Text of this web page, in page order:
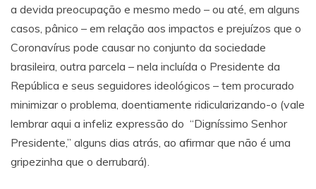
a devida preocupação e mesmo medo – ou até, em alguns
casos, pânico – em relação aos impactos e prejuízos que o
Coronavírus pode causar no conjunto da sociedade
brasileira, outra parcela – nela incluída o Presidente da
República e seus seguidores ideológicos – tem procurado
minimizar o problema, doentiamente ridicularizando-o (vale
lembrar aqui a infeliz expressão do “Digníssimo Senhor
Presidente,” alguns dias atrás, ao afirmar que não é uma
gripezinha que o derrubará).